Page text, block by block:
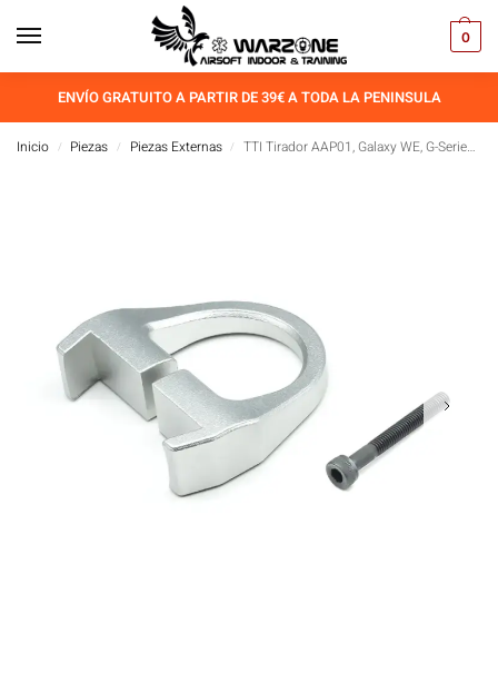
0
ENVÍO GRATUITO A PARTIR DE 39€ A TODA LA PENINSULA
Inicio / Piezas / Piezas Externas / TTI Tirador AAP01, Galaxy WE, G-Series, Plata